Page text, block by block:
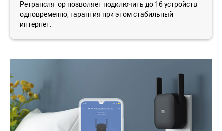
Ретранслятор позволяет подключить до 16 устройств
одновременно, гарантия при этом стабильный
интернет.